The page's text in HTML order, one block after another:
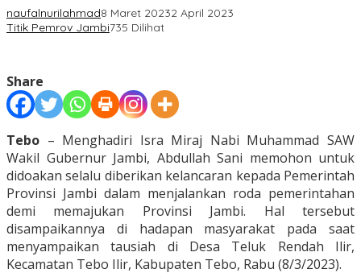
naufalnurilahmad8 Maret 20232 April 2023
Titik Pemrov Jambi735 Dilihat
Share
Tebo – Menghadiri Isra Miraj Nabi Muhammad SAW
Wakil Gubernur Jambi, Abdullah Sani memohon untuk
didoakan selalu diberikan kelancaran kepada Pemerintah
Provinsi Jambi dalam menjalankan roda pemerintahan
demi memajukan Provinsi Jambi. Hal tersebut
disampaikannya di hadapan masyarakat pada saat
menyampaikan tausiah di Desa Teluk Rendah Ilir,
Kecamatan Tebo Ilir, Kabupaten Tebo, Rabu (8/3/2023).